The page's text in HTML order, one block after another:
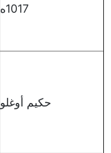
1017ه
حكيم أوغلو